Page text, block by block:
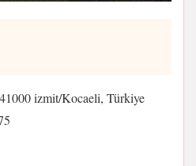
izmit/Kocaeli, Türkiye